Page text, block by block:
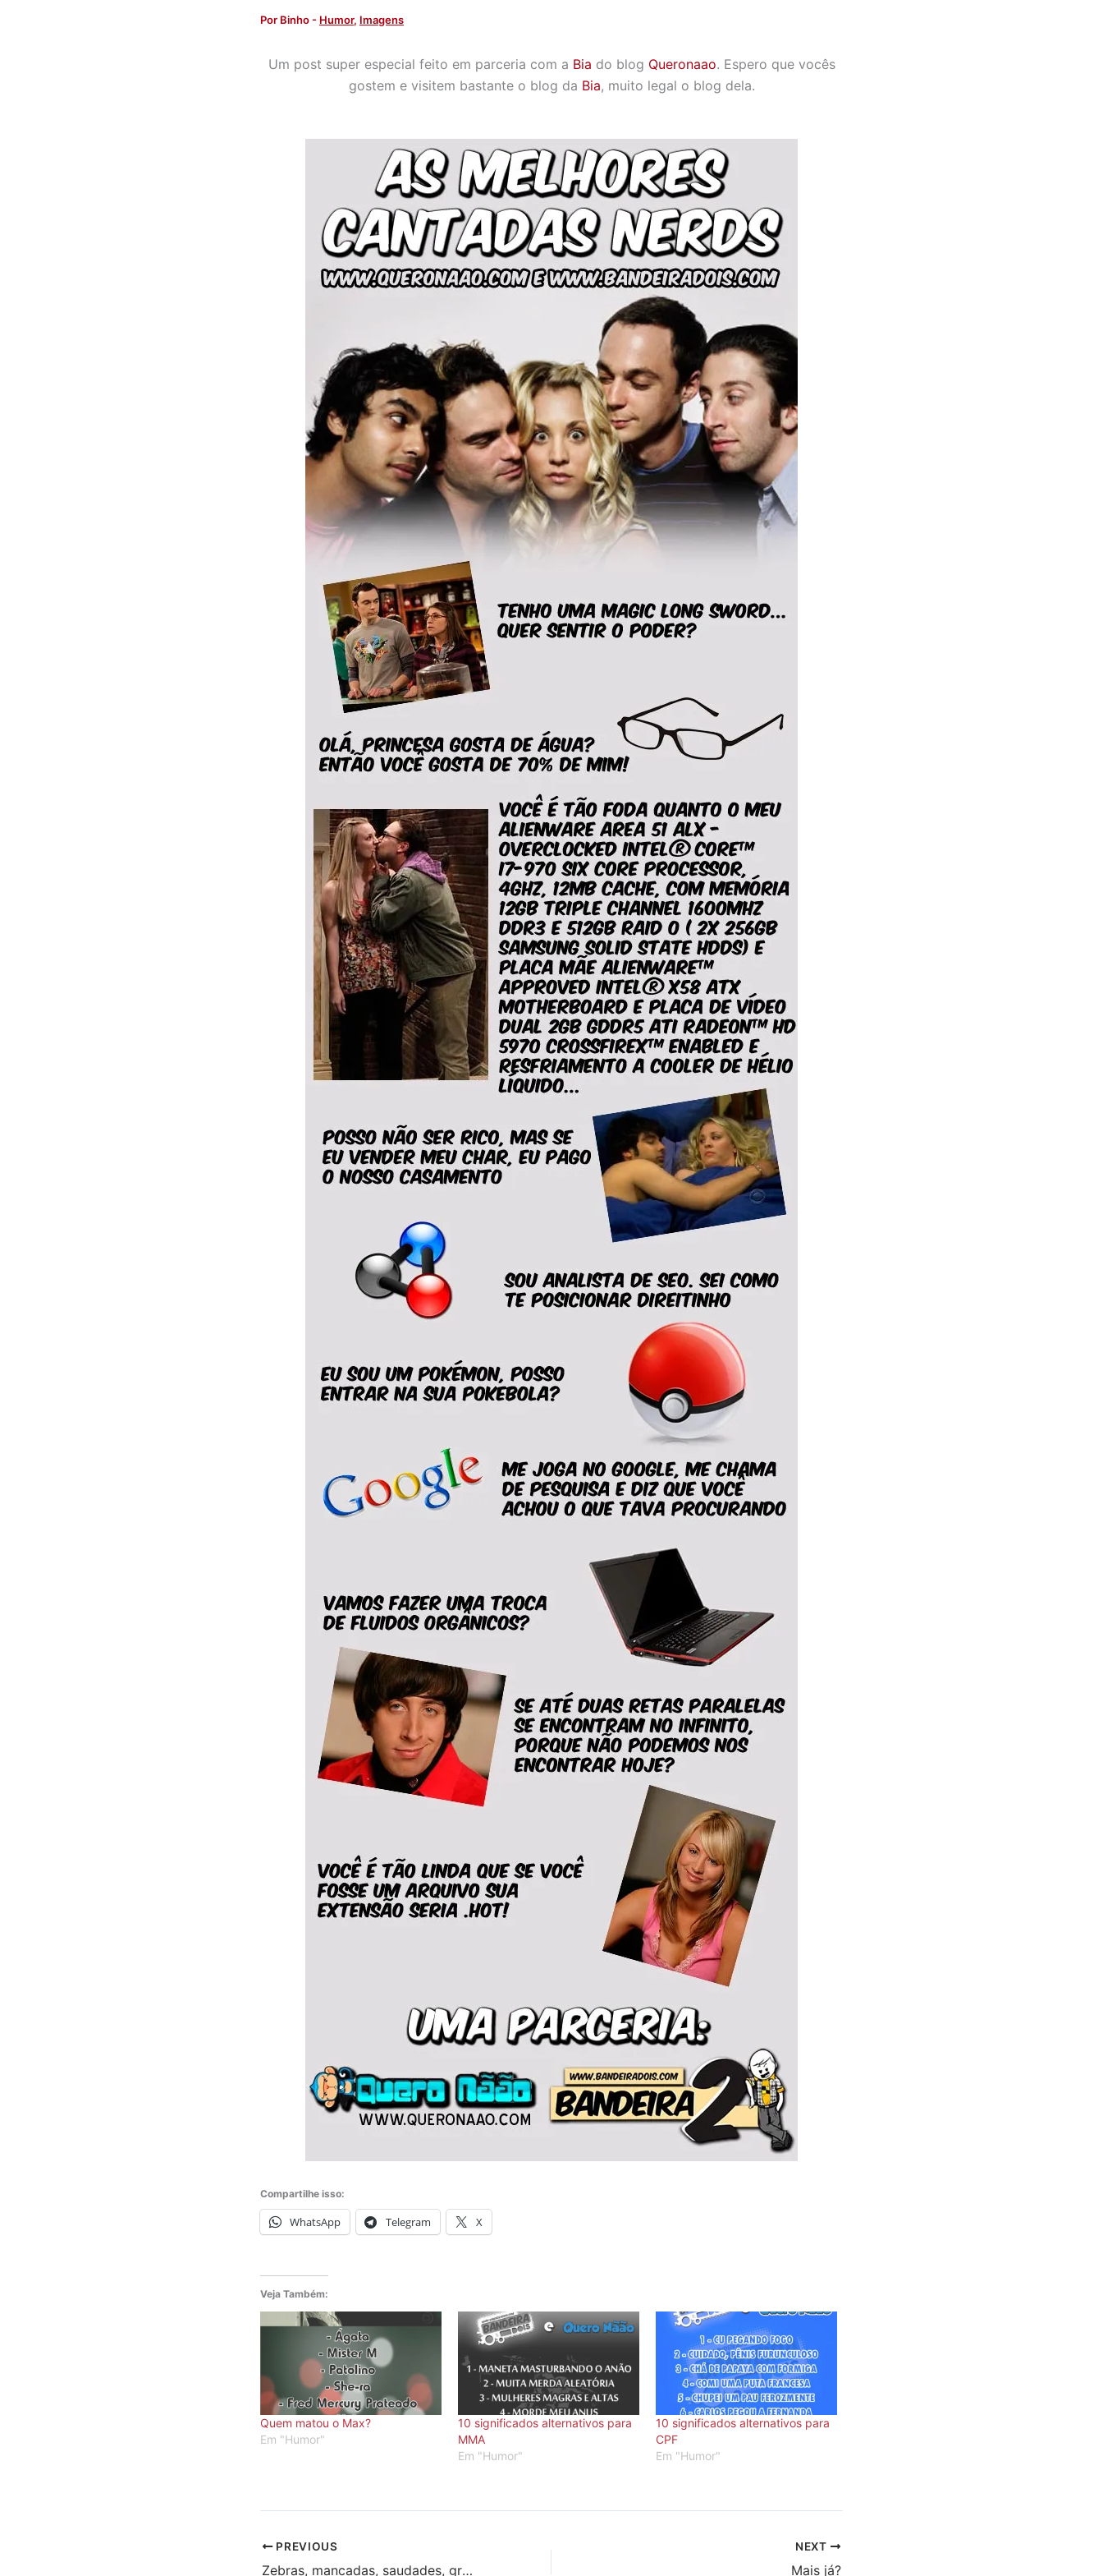
Por Binho- Humor, Imagens
Um post super especial feito em parceria com a Bia do blog Queronaao. Espero que vocês
gostem e visitem bastante o blog da Bia, muito legal o blog dela.
Compartilhe isso:
WhatsApp Telegram X
Veja Também:
Quem matou o Max?
Em "Humor"
10 significados alternativos para
MMA
Em "Humor"
10 significados alternativos para
CPF
Em "Humor"
PREVIOUS
Zebras, mancadas, saudades, greves… e o pintinho piu!
NEXT
Mais já?